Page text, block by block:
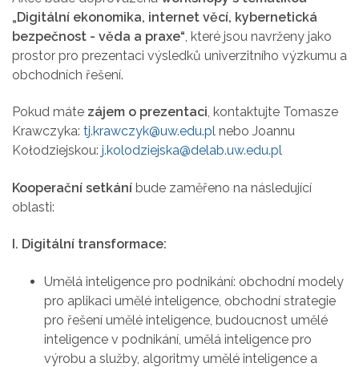
„Digitální ekonomika, internet věcí, kybernetická
bezpečnost - věda a praxe“, které jsou navrženy jako
prostor pro prezentaci výsledků univerzitního výzkumu a
obchodních řešení.
Pokud máte zájem o prezentaci, kontaktujte Tomasze
Krawczyka: tj.krawczyk@uw.edu.pl nebo Joannu
Kołodziejskou: j.kolodziejska@delab.uw.edu.pl
Kooperační setkání bude zaměřeno na následující
oblasti:
I. Digitální transformace:
Umělá inteligence pro podnikání: obchodní modely
pro aplikaci umělé inteligence, obchodní strategie
pro řešení umělé inteligence, budoucnost umělé
inteligence v podnikání, umělá inteligence pro
výrobu a služby, algoritmy umělé inteligence a